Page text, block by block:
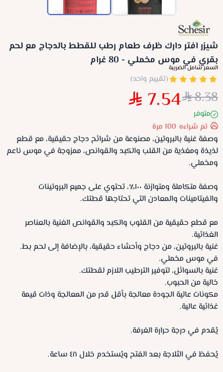
شيزر افتر دارك ظرف طعام رطب للقطط بالدجاج مع لحم
بقري في موس مخملي - 80 غرام
السعر شامل الضريبة
(تقييم واحد)
8.38
7.54
متوفر
تم شراءه 100 مرة
وصفة غنية بالبروتين، مصنوعة من شرائح دجاج حقيقية، مع قطع
لذيذة ومغذية من القلب والكبد والقوانص، ممزوجة في موس ناعم
ومخملي.
وصفة متكاملة ومتوازنة ١٠٠٪، تحتوي على جميع البروتينات
والفيتامينات والمعادن التي تحتاجها قطتك.
مع قطع حقيقية من القلوب والكبد والقوانص الغنية بالعناصر
الغذائية.
غنية بالبروتين، من دجاج وأحشاء حقيقية، بالإضافة إلى لحم بط.
في موس مخملي.
غنية بالسوائل، لتوفير الترطيب اللازم لقطتك.
خالية من الحبوب.
مكونات عالية الجودة معالجة بأقل قدر من المعالجة وذات قيمة
غذائية عالية.
يُقدم في درجة حرارة الغرفة.
يُحفظ في الثلاجة بعد الفتح ويُستخدم خلال ٤٨ ساعة.